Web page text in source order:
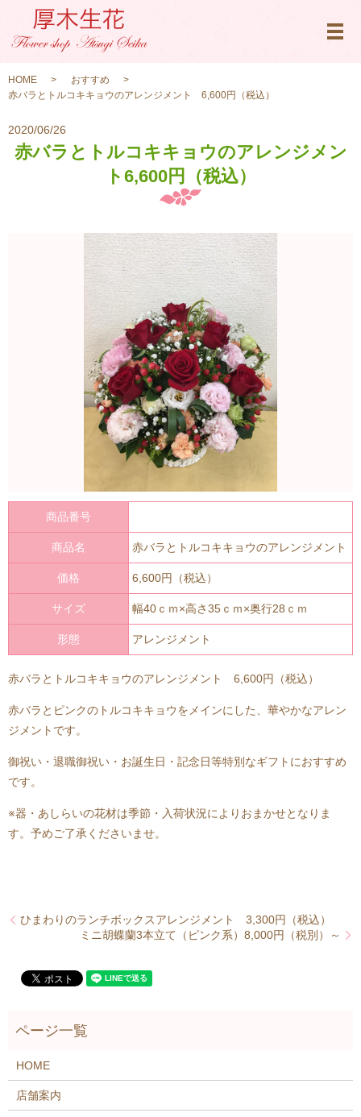
メ
HOME
おすすめ
赤バラとトルコキキョウのアレンジメント 6,600円（税込）
2020/06/26
赤バラとトルコキキョウのアレンジメン
ト 6,600円（税込）
商品番号
商品名 赤バラとトルコキキョウのアレンジメント
価格 6,600円（税込）
サイズ 幅40ｃｍ×高さ35ｃｍ×奥行28ｃｍ
形態 アレンジメント
赤バラとトルコキキョウのアレンジメント 6,600円（税込）
赤バラとピンクのトルコキキョウをメインにした、華やかなアレン
ジメントです。
御祝い・退職御祝い・お誕生日・記念日等特別なギフトにおすすめ
です。
※器・あしらいの花材は季節・入荷状況によりおまかせとなりま
す。予めご了承くださいませ。
ひまわりのランチボックスアレンジメント 3,300円（税込）
ミニ胡蝶蘭3本立て（ピンク系）8,000円（税別）～
HOME
店舗案内